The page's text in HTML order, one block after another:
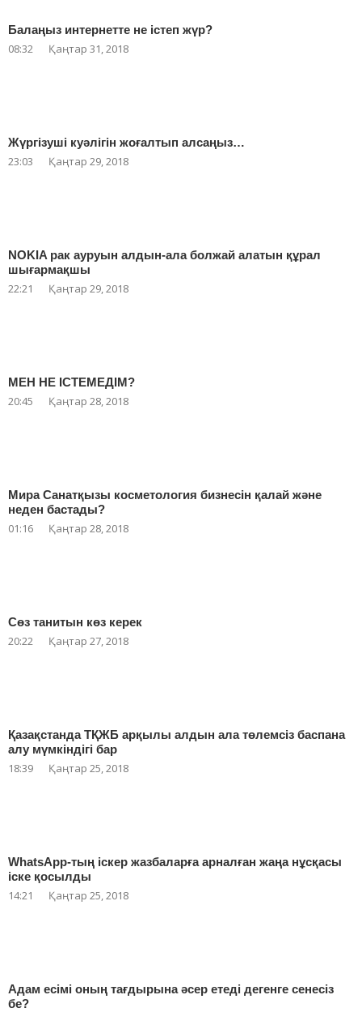
Балаңыз интернетте не істеп жүр?
08:32 Қаңтар 31, 2018
Жүргізуші куәлігін жоғалтып алсаңыз…
23:03 Қаңтар 29, 2018
NOKIA рак ауруын алдын-ала болжай алатын құрал
шығармақшы
22:21 Қаңтар 29, 2018
МЕН НЕ ІСТЕМЕДІМ?
20:45 Қаңтар 28, 2018
Мира Санатқызы косметология бизнесін қалай және
неден бастады?
01:16 Қаңтар 28, 2018
Сөз танитын көз керек
20:22 Қаңтар 27, 2018
Қазақстанда ТҚЖБ арқылы алдын ала төлемсіз баспана
алу мүмкіндігі бар
18:39 Қаңтар 25, 2018
WhatsApp-тың іскер жазбаларға арналған жаңа нұсқасы
іске қосылды
14:21 Қаңтар 25, 2018
Адам есімі оның тағдырына әсер етеді дегенге сенесіз
бе?